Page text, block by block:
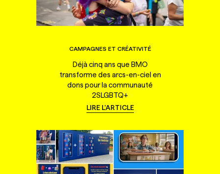
CAMPAGNES ET CRÉATIVITÉ
Déjà cinq ans que BMO
transforme des arcs-en-ciel en
dons pour la communauté
2SLGBTQ+
LIRE L'ARTICLE